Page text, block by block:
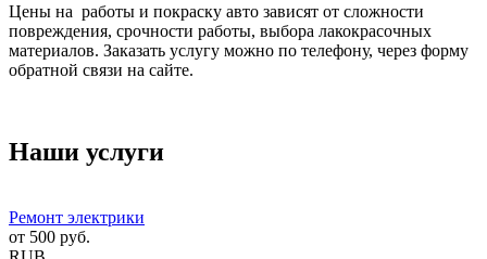
Цены на работы и покраску авто зависят от сложности
повреждения, срочности работы, выбора лакокрасочных
материалов. Заказать услугу можно по телефону, через форму
обратной связи на сайте.
Наши услуги
Ремонт электрики
от 500 руб.